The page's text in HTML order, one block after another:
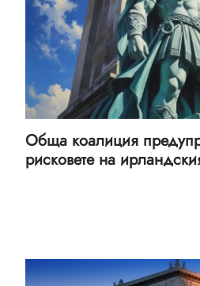
Обща коалиция
рисковете на